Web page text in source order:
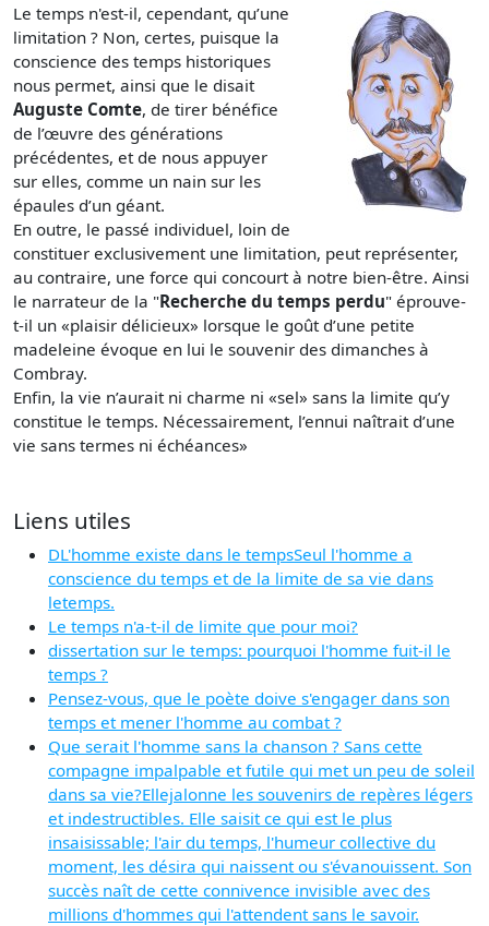
Le temps n'est-il, cependant, qu’une
limitation ? Non, certes, puisque la
conscience des temps historiques
nous permet, ainsi que le disait
Auguste Comte, de tirer bénéfice
de l’œuvre des générations
précédentes, et de nous appuyer
sur elles, comme un nain sur les
épaules d’un géant.
En outre, le passé individuel, loin de
constituer exclusivement une limitation, peut représenter,
au contraire, une force qui concourt à notre bien-être. Ainsi
le narrateur de la "Recherche du temps perdu" éprouve-
t-il un «plaisir délicieux» lorsque le goût d’une petite
madeleine évoque en lui le souvenir des dimanches à
Combray.
Enfin, la vie n’aurait ni charme ni «sel» sans la limite qu’y
constitue le temps. Nécessairement, l’ennui naîtrait d’une
vie sans termes ni échéances»
Liens utiles
DL'homme existe dans le tempsSeul l'homme a
conscience du temps et de la limite de sa vie dans
letemps.
Le temps n'a-t-il de limite que pour moi?
dissertation sur le temps: pourquoi l'homme fuit-il le
temps ?
Pensez-vous, que le poète doive s'engager dans son
temps et mener l'homme au combat ?
Que serait l'homme sans la chanson ? Sans cette
compagne impalpable et futile qui met un peu de soleil
dans sa vie?Ellejalonne les souvenirs de repères légers
et indestructibles. Elle saisit ce qui est le plus
insaisissable; l'air du temps, l'humeur collective du
moment, les désira qui naissent ou s'évanouissent. Son
succès naît de cette connivence invisible avec des
millions d'hommes qui l'attendent sans le savoir.